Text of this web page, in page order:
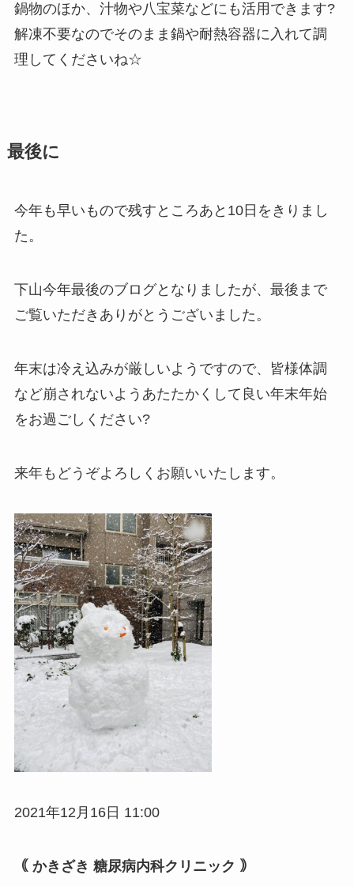
鍋物のほか、汁物や八宝菜などにも活用できます?
解凍不要なのでそのまま鍋や耐熱容器に入れて調
理してくださいね☆
最後に
今年も早いもので残すところあと10日をきりまし
た。
下山今年最後のブログとなりましたが、最後まで
ご覧いただきありがとうございました。
年末は冷え込みが厳しいようですので、皆様体調
など崩されないようあたたかくして良い年末年始
をお過ごしください?
来年もどうぞよろしくお願いいたします。
2021年12月16日 11:00
｟ かきざき 糖尿病内科クリニック ｠